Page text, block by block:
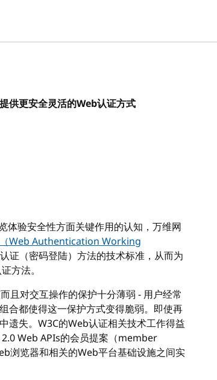
供更安全灵活的Web认证方式
体验安全性方面关键作用的认知，万维网
Web Authentication Working
证（密码登陆）方法的技术标准，从而为
方法。
且对交互操作的保护十分薄弱 - 用户经常
合都使得这一保护方式变得脆弱。即使再
遗失。W3C的Web认证相关技术工作得益
Web APIs的会员提案（member
浏览器和相关的Web平台基础设施之间实